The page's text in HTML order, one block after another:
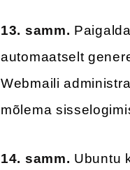
13. samm.
automaatselt
Webmaili
mõlema
14. samm. Ubuntu